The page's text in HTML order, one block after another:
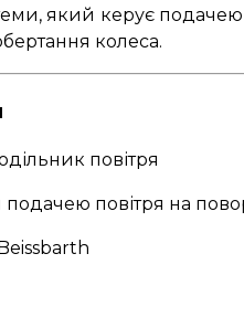
який керує подачею
колеса.
повітря
повітря на